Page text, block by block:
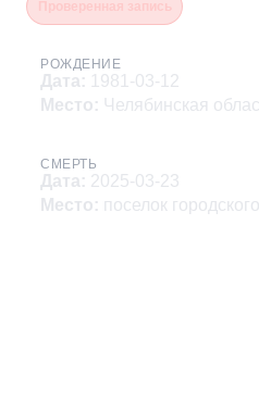
РОЖДЕНИЕ
Дата: 1981-03-12
Место: Челябинская
СМЕРТЬ
Дата: 2025-03-23
Место: поселок